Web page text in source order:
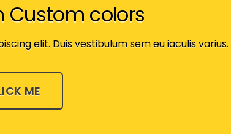
Custom colors
elit. Duis vestibulum sem eu iaculis varius.
ME